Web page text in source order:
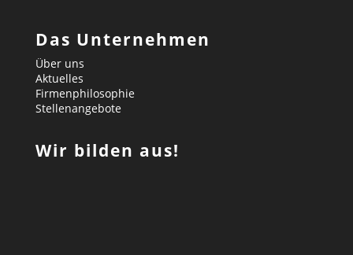
Das Unternehmen
Über uns
Aktuelles
Firmenphilosophie
Stellenangebote
Wir bilden aus!